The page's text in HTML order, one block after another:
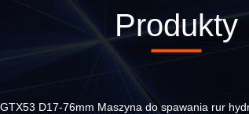
Produkty
GTX53 D17-76mm Maszyna do spawania rur